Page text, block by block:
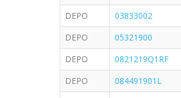
DEPO
03833002
DEPO
05321900
DEPO
0821219Q1RF
DEPO
084491901L